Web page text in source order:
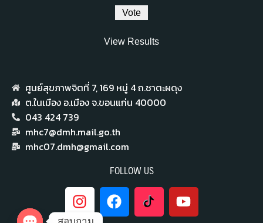
View Results
ศูนย์สุขภาพจิตที่ 7,​ 169 หมู่ 4 ถ.ชาตะผดุง
ต.ในเมือง อ.เมือง จ.ขอนแก่น 40000
043 424 739
mhc7@dmh.mail.go.th
mhc07.dmh@gmail.com
FOLLOW US